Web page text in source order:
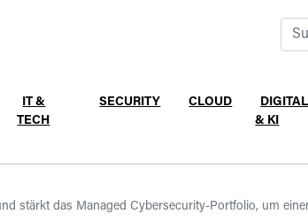
IT &
TECH
SECURITY CLOUD
& KI
stärkt das Managed Cybersecurity-Portfolio, um